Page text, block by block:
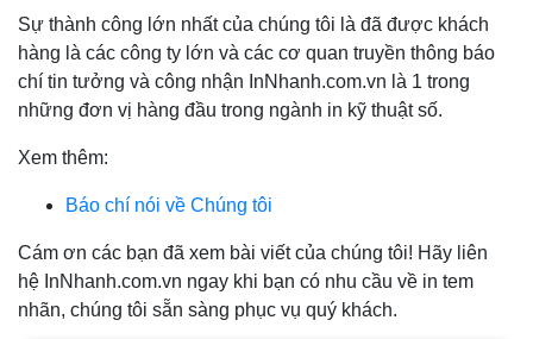
Sự thành công lớn nhất của chúng tôi là đã được khách
hàng là các công ty lớn và các cơ quan truyền thông báo
chí tin tưởng và công nhận InNhanh.com.vn là 1 trong
những đơn vị hàng đầu trong ngành in kỹ thuật số.
Xem thêm:
Báo chí nói về Chúng tôi
Cám ơn các bạn đã xem bài viết của chúng tôi! Hãy liên
hệ InNhanh.com.vn ngay khi bạn có nhu cầu về in tem
nhãn, chúng tôi sẵn sàng phục vụ quý khách.